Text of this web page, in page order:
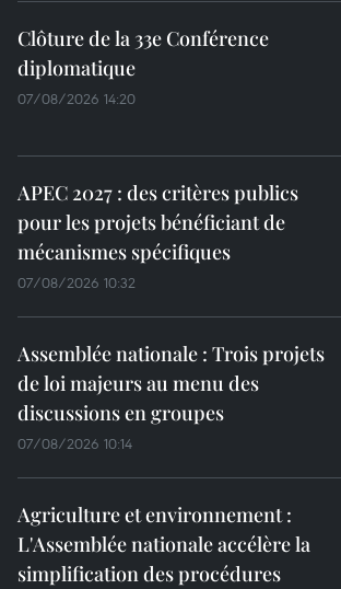
Clôture de la 33e Conférence
diplomatique
07/08/2026 14:20
APEC 2027 : des critères publics
pour les projets bénéficiant de
mécanismes spécifiques
07/08/2026 10:32
Assemblée nationale : Trois projets
de loi majeurs au menu des
discussions en groupes
07/08/2026 10:14
Agriculture et environnement :
L'Assemblée nationale accélère la
simplification des procédures